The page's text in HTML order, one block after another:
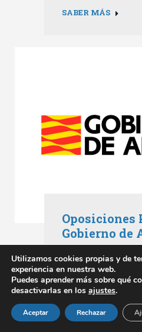
SABER MÁS
Oposiciones
Gobierno de
Oposiciones
mayo 3, 2023
SABER MÁS
Utilizamos cookies propias y de
experiencia en nuestra web.
Puedes aprender más sobre qué
desactivarlas en los ajustes.
Aceptar Rechazar